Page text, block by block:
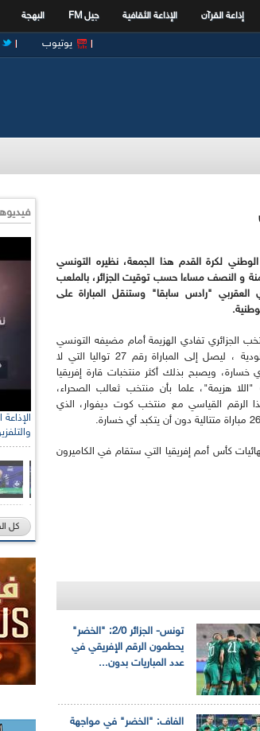
إذاعة القرآن الإذاعة الثقافية جيل FM البهجة
يوتيوب
لكرة القدم هذا الجمعة، نظيره التونسي
و النصف مساءا حسب توقيت الجزائر، بالملعب
العقربي "رادس سابقا" وستنقل المباراة على
الجزائري تفادي الهزيمة أمام مضيفه التونسي
في مباراتهما الودية ، ليصل إلى المباراة رقم 27 تواليا التي لا
خسارة، ويصبح بذلك أكثر منتخبات قارة إفريقيا
هزيمة"، علما بأن منتخب ثعالب الصحراء،
الرقم القياسي مع منتخب كوت ديفوار، الذي
الخضر لخوض التصفيات المؤهلة لمونديال قطر 2022، ونهائيات كأس أمم إفريقيا التي ستقام في الكاميرون
تونس- الجزائر 2/0: "الخضر"
يحطمون الرقم الإفريقي في
عدد المباريات بدون...
الفاف: "الخضر" في مواجهة
كل